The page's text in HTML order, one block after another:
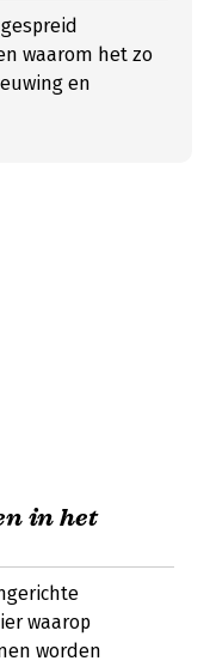
waarom het zo
en
in het
waarop
worden